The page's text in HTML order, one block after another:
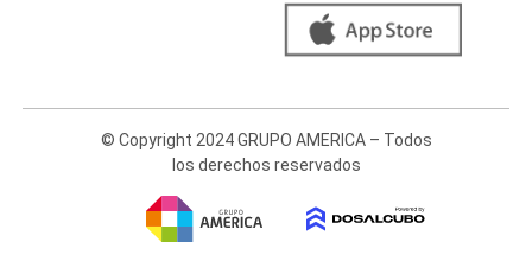
© Copyright 2024 GRUPO AMERICA – Todos
los derechos reservados